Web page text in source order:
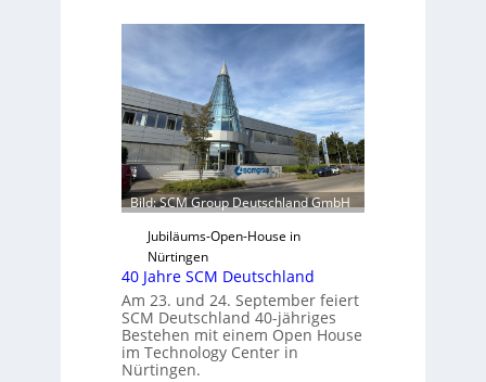
f
s
j
a
h
r
r
r
e
t
e
r
f
ü
r
D
c
+
H
o
Bild: SCM Group Deutschland GmbH
Jubiläums-Open-House in
Nürtingen
40 Jahre SCM Deutschland
Am 23. und 24. September feiert
SCM Deutschland 40-jähriges
Bestehen mit einem Open House
im Technology Center in
Nürtingen.